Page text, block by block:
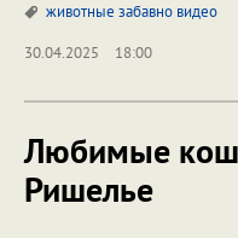
животные забавно видео
30.04.2025
18:00
Любимые
Ришелье